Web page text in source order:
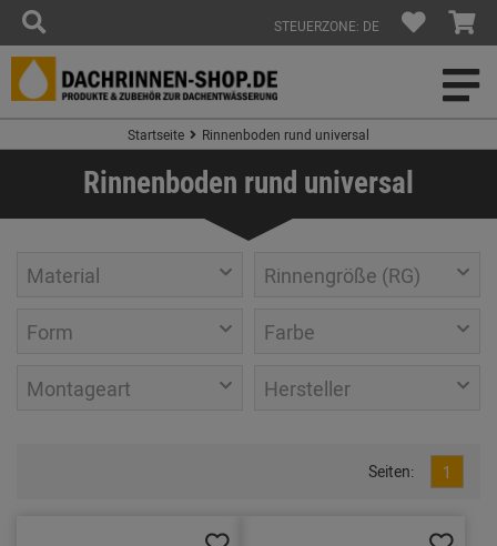
STEUERZONE: DE
Startseite Rinnenboden rund universal
Rinnenboden rund universal
Material Rinnengröße (RG)
Form Farbe
Montageart Hersteller
Seiten: 1